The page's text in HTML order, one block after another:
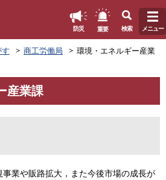
防災 重要 検索 メニュー
商工労働局
環境・エネルギー産業
産業課
業や販路拡大，また今後市場の成長が